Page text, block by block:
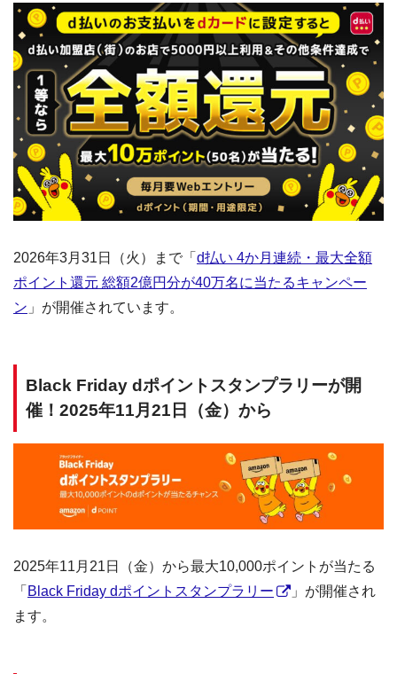
2026年3月31日（火）まで「 d払い 4か月連続・最大全額
ポイント還元 総額2億円分が40万名に当たるキャンペー
ン 」が開催されています。
Black Friday dポイントスタンプラリーが開
催！2025年11月21日（金）から
2025年11月21日（金）から最大10,000ポイントが当たる
「 Black Friday dポイントスタンプラリー
」が開催され
ます。